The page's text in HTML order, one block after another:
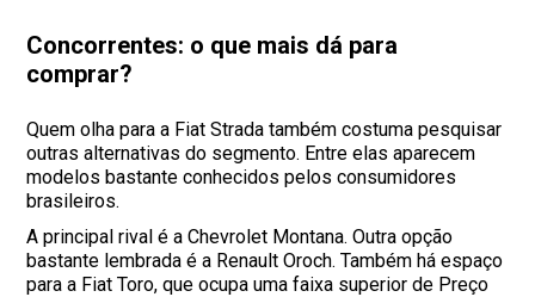
Concorrentes: o que mais dá para
comprar?
Quem olha para a Fiat Strada também costuma pesquisar
outras alternativas do segmento. Entre elas aparecem
modelos bastante conhecidos pelos consumidores
brasileiros.
A principal rival é a Chevrolet Montana. Outra opção
bastante lembrada é a Renault Oroch. Também há espaço
para a Fiat Toro, que ocupa uma faixa superior de Preço